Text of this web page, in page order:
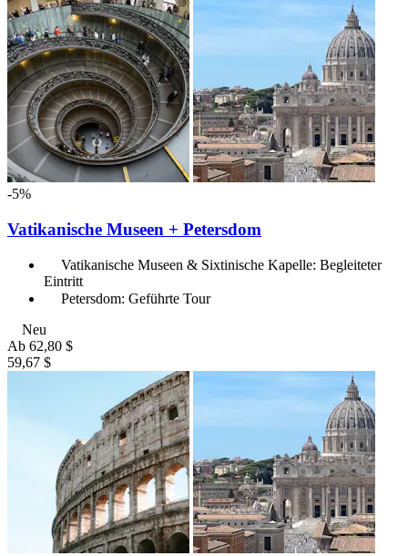
-5%
Vatikanische Museen + Petersdom
Vatikanische Museen & Sixtinische Kapelle: Begleiteter
Eintritt
Petersdom: Geführte Tour
Neu
Ab 62,80 $
59,67 $